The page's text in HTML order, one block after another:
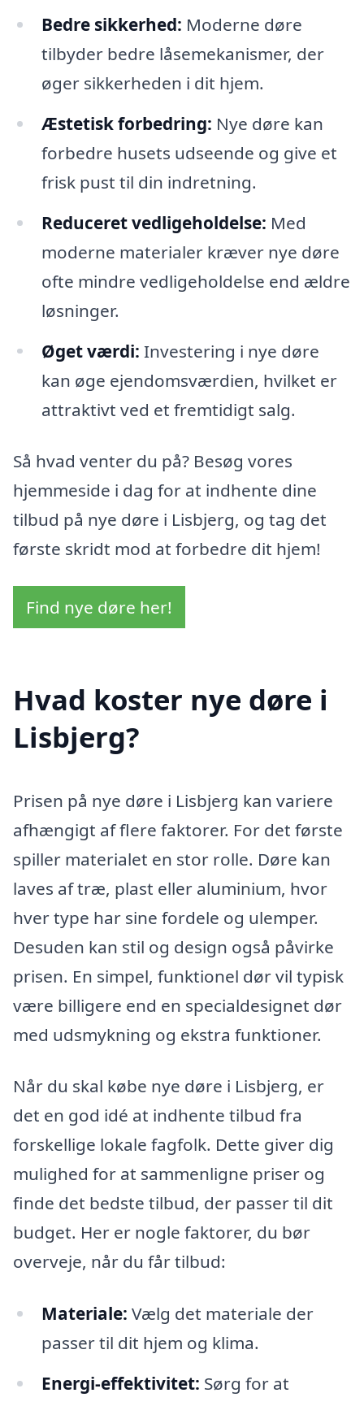
Bedre sikkerhed: Moderne døre
tilbyder bedre låsemekanismer, der
øger sikkerheden i dit hjem.
Æstetisk forbedring: Nye døre kan
forbedre husets udseende og give et
frisk pust til din indretning.
Reduceret vedligeholdelse: Med
moderne materialer kræver nye døre
ofte mindre vedligeholdelse end ældre
løsninger.
Øget værdi: Investering i nye døre
kan øge ejendomsværdien, hvilket er
attraktivt ved et fremtidigt salg.
Så hvad venter du på? Besøg vores
hjemmeside i dag for at indhente dine
tilbud på nye døre i Lisbjerg, og tag det
første skridt mod at forbedre dit hjem!
Find nye døre her!
Hvad koster nye døre i
Lisbjerg?
Prisen på nye døre i Lisbjerg kan variere
afhængigt af flere faktorer. For det første
spiller materialet en stor rolle. Døre kan
laves af træ, plast eller aluminium, hvor
hver type har sine fordele og ulemper.
Desuden kan stil og design også påvirke
prisen. En simpel, funktionel dør vil typisk
være billigere end en specialdesignet dør
med udsmykning og ekstra funktioner.
Når du skal købe nye døre i Lisbjerg, er
det en god idé at indhente tilbud fra
forskellige lokale fagfolk. Dette giver dig
mulighed for at sammenligne priser og
finde det bedste tilbud, der passer til dit
budget. Her er nogle faktorer, du bør
overveje, når du får tilbud:
Materiale: Vælg det materiale der
passer til dit hjem og klima.
Energi-effektivitet: Sørg for at